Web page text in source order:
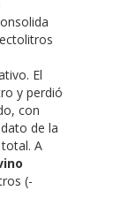
El
y perdió
con
de la
A
(-